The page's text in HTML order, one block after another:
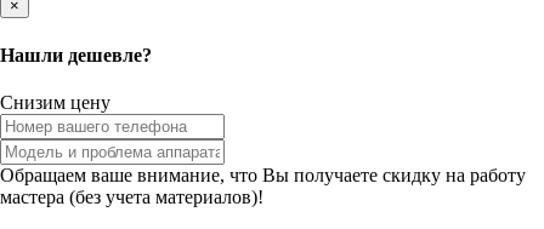
×
Нашли дешевле?
Снизим цену
Обращаем ваше внимание, что Вы получаете скидку на работу
мастера (без учета материалов)!